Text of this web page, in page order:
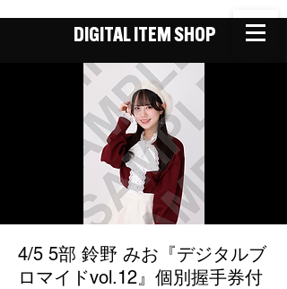
DIGITAL ITEM SHOP
4/5 5部 鈴野 みお『デジタルブ
ロマイドvol.12』個別握手券付